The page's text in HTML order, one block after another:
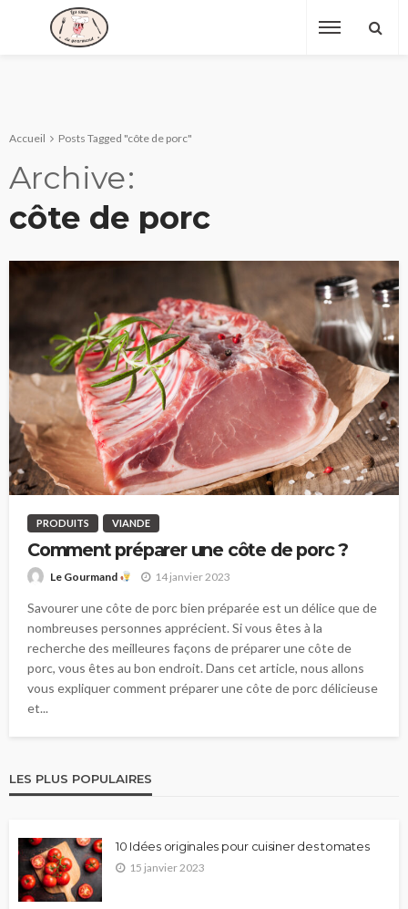
Accueil Posts Tagged "côte de porc"
Archive
côte de porc
PRODUITS VIANDE
Comment préparer une côte de porc ?
Le Gourmand 14 janvier 2023
Savourer une côte de porc bien préparée est un délice que de
nombreuses personnes apprécient. Si vous êtes à la
recherche des meilleures façons de préparer une côte de
porc, vous êtes au bon endroit. Dans cet article, nous allons
vous expliquer comment préparer une côte de porc délicieuse
et...
LES PLUS POPULAIRES
10 Idées originales pour cuisiner des tomates
15 janvier 2023